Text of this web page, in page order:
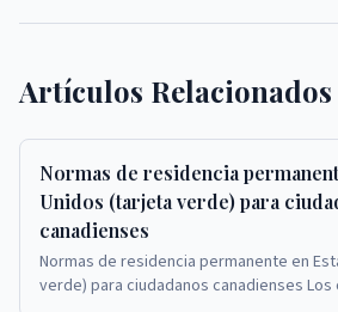
Artículos Relacionados
Normas de residencia
Unidos (tarjeta verde) para
canadienses
Normas de residencia permanente en
verde) para ciudadanos canadienses Los